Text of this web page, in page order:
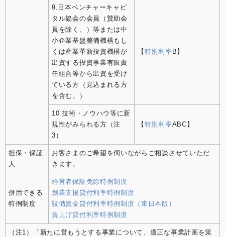
9.日本ベンチャーキャピ
タル協会の会員（賛助会
員を除く。）等または中
小企業基盤整備機構もし
くは産業革新投資機構が
出資する投資事業有限責
任組合等から出資を受け
ている方（見込まれる方
を含む。）
【 特別利率 B】
10.技術・ノウハウ等に新
規性がみられる方（注
3）
【 特別利率ABC】
担保・保証
人
お客さまのご希望を伺いながらご相談させていただ
きます。
併用できる
特例制度
経営者保証免除特例制度
創業支援貸付利率特例制度
設備資金貸付利率特例制度（東日本版）
賃上げ貸付利率特例制度
（注1）「新たに営もうとする事業について、適正な事業計画を策